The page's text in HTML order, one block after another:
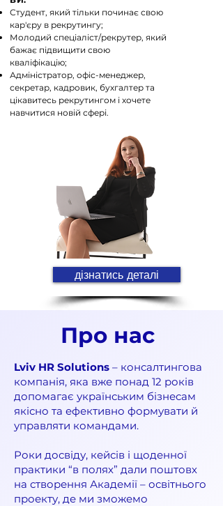
Студент, який тільки починає свою
кар'єру в рекрутингу;
Молодий спеціаліст/рекрутер, який
бажає підвищити свою
кваліфікацію;
Адміністратор, офіс-менеджер,
секретар, кадровик, бухгалтер та
цікавитесь рекрутингом і хочете
навчитися новій сфері.
дізнатись деталі
Про нас
Lviv HR Solutions – консалтингова
компанія, яка вже понад 12 років
допомагає українським бізнесам
якісно та ефективно формувати й
управляти командами.
Роки досвіду, кейсів і щоденної
практики “в полях” дали поштовх
на створення Академії – освітнього
проекту, де ми зможемо